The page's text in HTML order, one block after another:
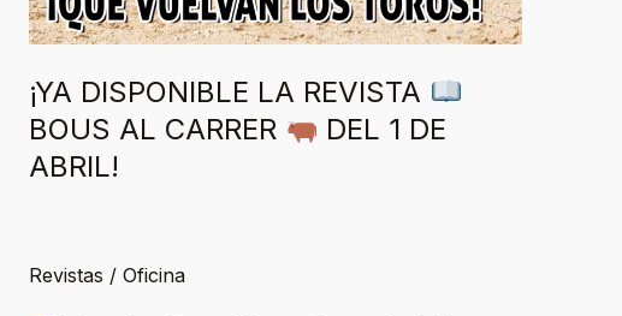
¡YA DISPONIBLE LA REVISTA
BOUS AL CARRER
DEL 1 DE
ABRIL!
Revistas / Oficina